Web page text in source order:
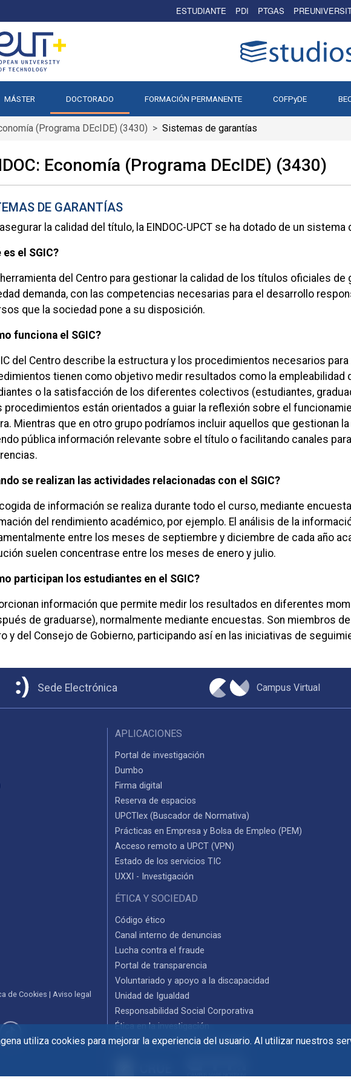
utiliza cookies para mejorar la experiencia del usuario. Al utilizar nuestros
ESTUDIANTE PDI PTGAS
MÁSTER DOCTORADO FORMACIÓN PERMANENTE COFPyDE
(Programa DEcIDE) (3430) Sistemas de garantías
Economía (Programa DEcIDE) (3430)
DE GARANTÍAS
la calidad del título, la EINDOC-UPCT se ha dotado de un
es el SGIC?
herramienta del Centro para gestionar la calidad de los títulos oficiales
demanda, con las competencias necesarias para el desarrollo
que la sociedad pone a su disposición.
funciona el SGIC?
del Centro describe la estructura y los procedimientos necesarios
tienen como objetivo medir resultados como la empleabilidad
o la satisfacción de los diferentes colectivos (estudiantes,
procedimientos están orientados a guiar la reflexión sobre el
Mientras que en otro grupo podríamos incluir aquellos que gestionan
pública información relevante sobre el título o facilitando canales
se realizan las actividades relacionadas con el SGIC?
de información se realiza durante todo el curso, mediante
del rendimiento académico, por ejemplo. El análisis de la
entre los meses de septiembre y diciembre de cada año
suelen concentrase entre los meses de enero y julio.
participan los estudiantes en el SGIC?
información que permite medir los resultados en diferentes
de graduarse), normalmente mediante encuestas. Son miembros
y del Consejo de Gobierno, participando así en las iniciativas de
Sede Electrónica Campus Virtual
de Cookies
Aviso legal
APLICACIONES
Portal de investigación
Dumbo
Firma digital
Reserva de espacios
UPCTlex (Buscador de Normativa)
Prácticas en Empresa y Bolsa de Empleo (PEM)
Acceso remoto a UPCT (VPN)
Estado de los servicios TIC
UXXI - Investigación
ÉTICA Y SOCIEDAD
Código ético
Canal interno de denuncias
Lucha contra el fraude
Portal de transparencia
Voluntariado y apoyo a la discapacidad
Unidad de Igualdad
Responsabilidad Social Corporativa
Ética en la investigación
Informes de rendición de cuentas